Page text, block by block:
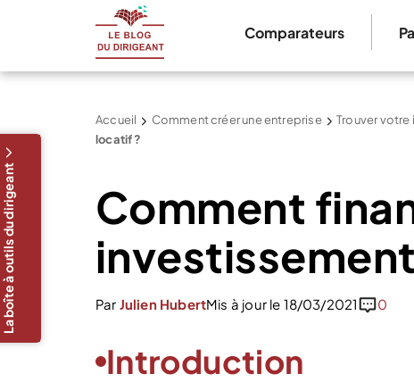
Comparateurs
Accueil Comment créer une entreprise Trouver
locatif ?
Comment
Par Julien HubertMis à jour le 18/03/2021 0
Introduction
La boîte à outils du dirigeant